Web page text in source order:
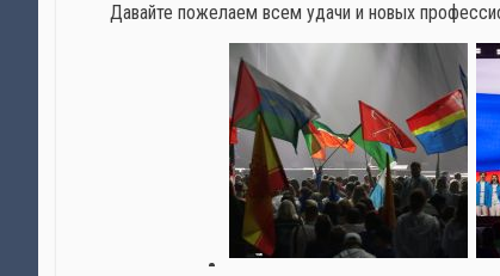
Давайте пожелаем всем удачи и новых